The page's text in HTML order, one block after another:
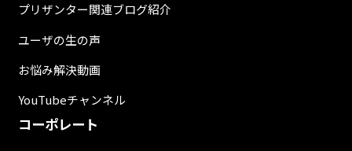
プリザンター関連ブログ紹介
ユーザの生の声
お悩み解決動画
YouTubeチャンネル
コーポレート